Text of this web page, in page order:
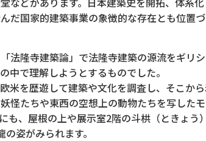
だ国家的建築事業の象徴的な存在とも位置
法隆寺建築論」で法隆寺建築の源流をギリ
中で理解しようとするものでした。
米を歴遊して建築や文化を調査し、そこか
怪たちや東西の空想上の動物たちを写した
も、屋根の上や展示室2階の斗栱（ときょ
姿がみられます。